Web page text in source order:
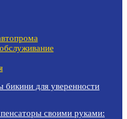
бикини для уверенности
своими руками: